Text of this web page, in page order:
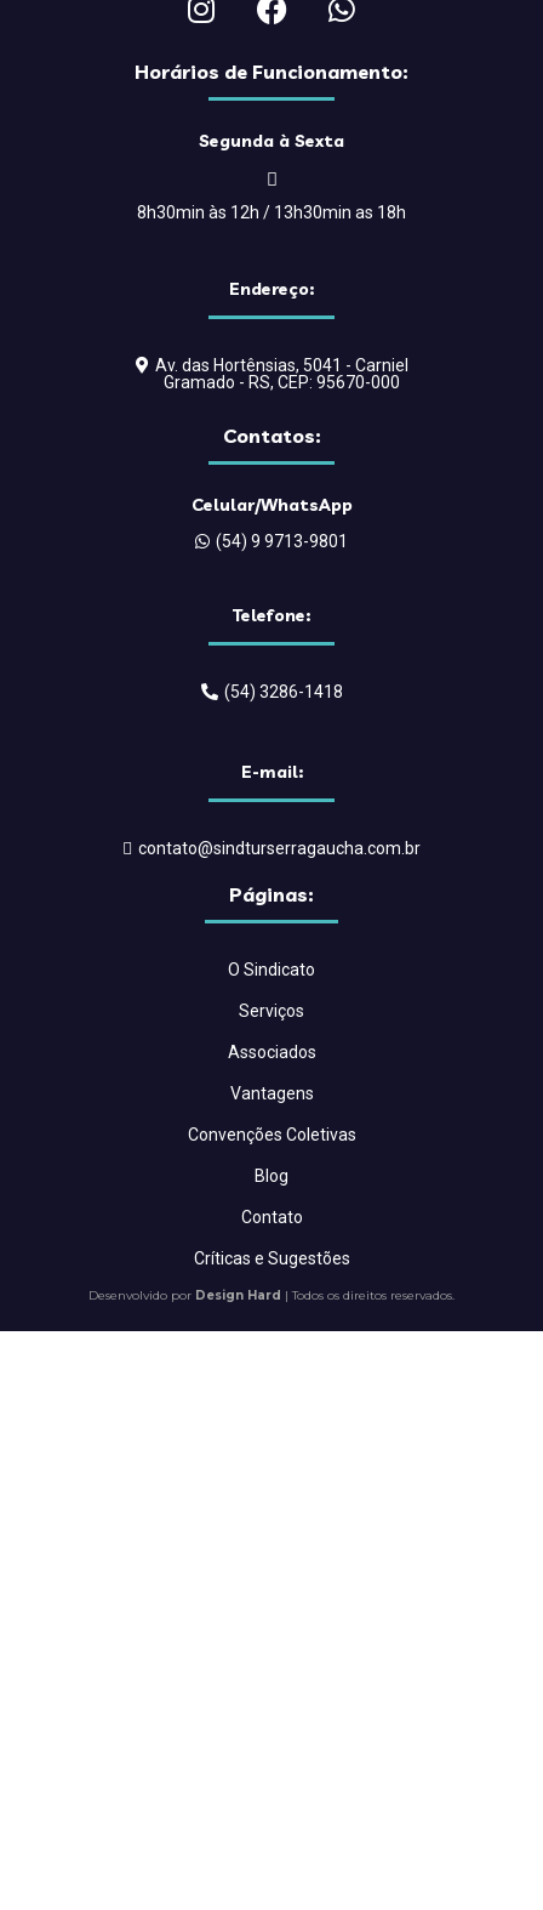
Horários de Funcionamento:
Segunda à Sexta
8h30min às 12h / 13h30min as 18h
Endereço:
Av. das Hortênsias, 5041 - Carniel
Gramado - RS, CEP: 95670-000
Contatos:
Celular/WhatsApp
(54) 9 9713-9801
Telefone:
(54) 3286-1418
E-mail:
contato@sindturserragaucha.com.br
Páginas:
O Sindicato
Serviços
Associados
Vantagens
Convenções Coletivas
Blog
Contato
Críticas e Sugestões
Desenvolvido por Design Hard | Todos os direitos reservados.